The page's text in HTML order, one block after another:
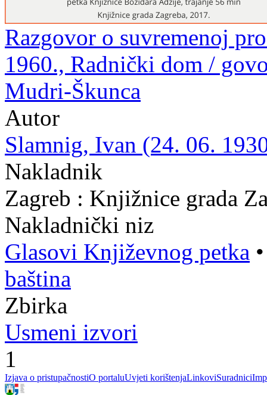
Razgovor o suvremenoj
1960., Radnički dom /
Mudri-Škunca
Autor
Slamnig, Ivan (24. 06.
Nakladnik
Zagreb : Knjižnice grada
Nakladnički niz
Glasovi Književnog petka
baština
Zbirka
Usmeni izvori
1
Izjava o pristupačnostiO portaluUvjeti korištenjaLinkoviSuradnici